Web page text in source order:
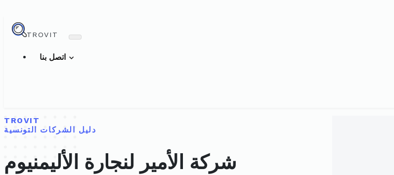
TROVIT
TROVIT
دليل الشركات التونسية
شركة الأمير لنجارة الأليمنيوم